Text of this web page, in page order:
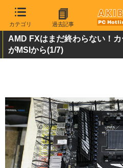
カテゴリ 過去記事
AMD FXはまだ終わらない！
がMSIから(1/7)